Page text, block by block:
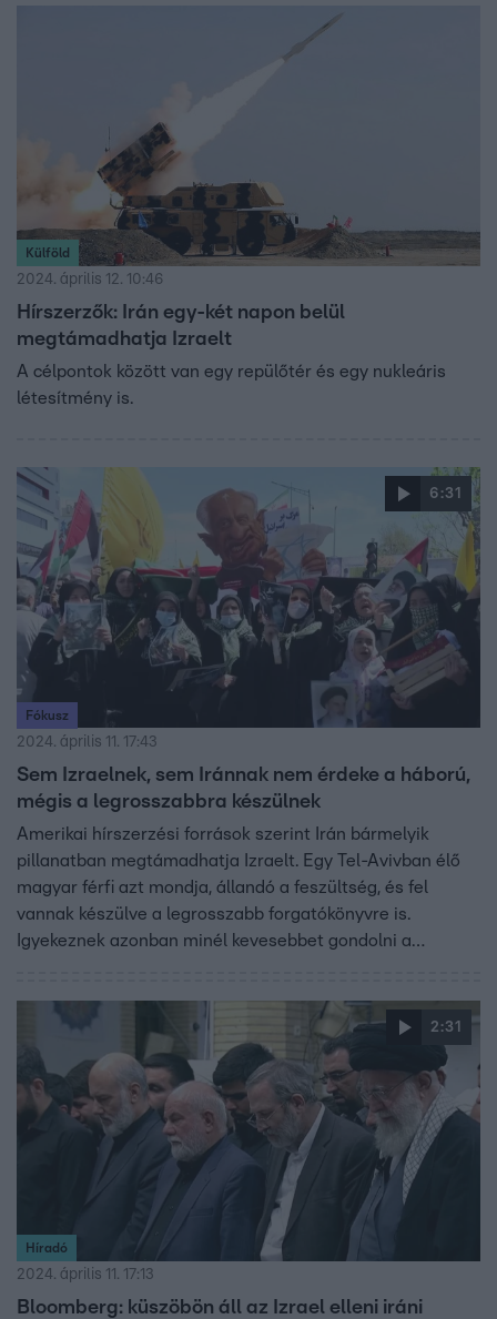
Külföld
2024. április 12. 10:46
Hírszerzők: Irán egy-két napon belül
megtámadhatja Izraelt
A célpontok között van egy repülőtér és egy nukleáris
létesítmény is.
6:31
Fókusz
2024. április 11. 17:43
Sem Izraelnek, sem Iránnak nem érdeke a háború,
mégis a legrosszabbra készülnek
Amerikai hírszerzési források szerint Irán bármelyik
pillanatban megtámadhatja Izraelt. Egy Tel-Avivban élő
magyar férfi azt mondja, állandó a feszültség, és fel
vannak készülve a legrosszabb forgatókönyvre is.
Igyekeznek azonban minél kevesebbet gondolni a
2:31
Híradó
2024. április 11. 17:13
Bloomberg: küszöbön áll az Izrael elleni iráni